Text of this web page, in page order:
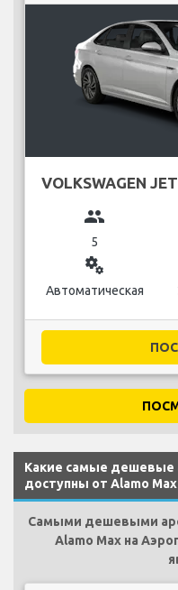
VOLKSWAGEN
group
5
miscellaneous_services
Автоматическая
Какие самые
доступны от Alamo
Самыми дешевыми
Alamo Max на